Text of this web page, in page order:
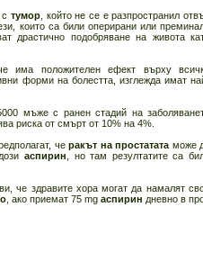
тумор , който не се е разпространил
които са били оперирани или
драстично подобряване на живота
има положителен ефект върху
форми на болестта, изглежда имат
мъже с ранен стадий на
риска от смърт от 10% на 4%.
черакът на простатата може
аспирин , но там резултатите са
че здравите хора могат да намалят
, ако приемат 75 mg аспирин дневно в